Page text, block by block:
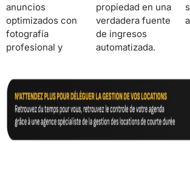
anuncios
optimizados con
fotografía
profesional y
propiedad en una
verdadera fuente
de ingresos
automatizada.
sus ingresos por